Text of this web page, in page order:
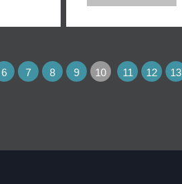
6 7 8 9 10 11 12 13